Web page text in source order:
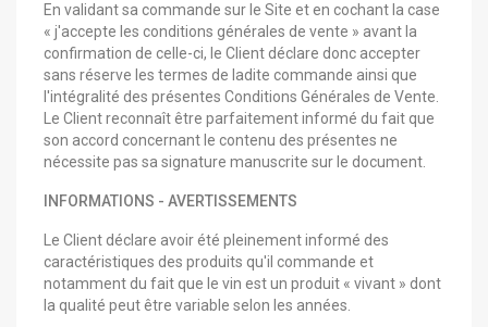
En validant sa commande sur le Site et en cochant la case
« j'accepte les conditions générales de vente » avant la
confirmation de celle-ci, le Client déclare donc accepter
sans réserve les termes de ladite commande ainsi que
l'intégralité des présentes Conditions Générales de Vente.
Le Client reconnaît être parfaitement informé du fait que
son accord concernant le contenu des présentes ne
nécessite pas sa signature manuscrite sur le document.
INFORMATIONS - AVERTISSEMENTS
Le Client déclare avoir été pleinement informé des
caractéristiques des produits qu'il commande et
notamment du fait que le vin est un produit « vivant » dont
la qualité peut être variable selon les années.